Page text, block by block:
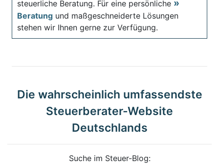
steuerliche Beratung. Für eine persönliche
Beratung und maßgeschneiderte Lösungen
stehen wir Ihnen gerne zur Verfügung.
Die wahrscheinlich umfassendste
Steuerberater-Website
Deutschlands
Suche im Steuer-Blog: